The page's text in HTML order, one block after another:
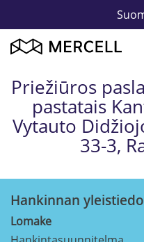
Priežiūros
pastatais
Vytauto
33-3,
Hankinnan
Lomake